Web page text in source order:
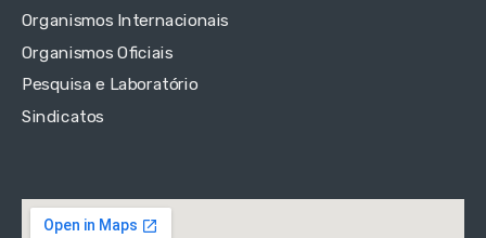
Organismos Internacionais
Organismos Oficiais
Pesquisa e Laboratório
Sindicatos